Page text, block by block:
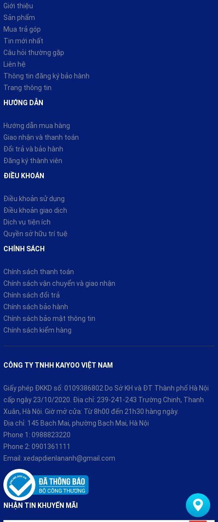
Giới thiệu
Sản phẩm
Mua trả góp
Tin mới nhất
Câu hỏi thường gặp
Liên hệ
Thông tin đăng ký bảo hành
Trang thông tin
HƯỚNG DẪN
Hướng dẫn mua hàng
Giao nhận và thanh toán
Đổi trả và bảo hành
Đăng ký thành viên
ĐIỀU KHOÁN
Điều khoản sử dụng
Điều khoản giao dịch
Dịch vụ tiện ích
Quyền sở hữu trí tuệ
CHÍNH SÁCH
Chính sách thanh toán
Chính sách vận chuyển và giao nhận
Chính sách đổi trả
Chính sách bảo hành
Chính sách bảo mật thông tin
Chính sách kiểm hàng
CÔNG TY TNHH KAIYOO VIỆT NAM
Giấy phép ĐKKD số: 0109386802 Do Sở KH và ĐT Thành phố Hà Nội
cấp ngày 23/10/2020. Địa chỉ: 239-241-243 Trường Chinh, Thanh
Xuân, Hà Nội. Giờ mở cửa: Từ 8h00 đến 21h30 hàng ngày.
Địa chỉ: 145 Bạch Mai, phường Bạch Mai, Hà Nội
Phone 1: 0988823220
Phone 2: 0901361111
Email: xedapdienlananh@gmail.com
NHẬN TIN KHUYẾN MÃI